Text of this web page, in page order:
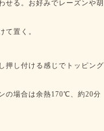
る。お好みでレーズンや胡
置く。
押し付ける感じでトッピング
の場合は余熱170℃、約20分